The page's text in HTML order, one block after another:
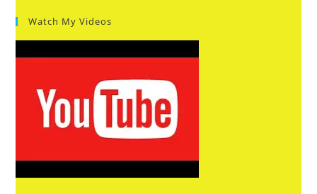
Watch My Videos